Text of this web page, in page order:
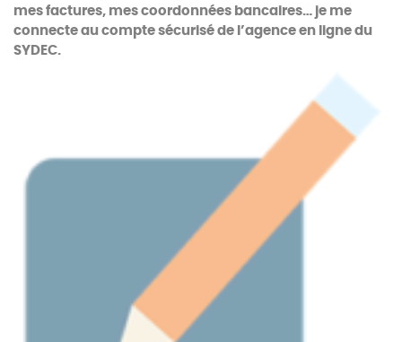
mes factures, mes coordonnées bancaires… je me
connecte au compte sécurisé de l’agence en ligne du
SYDEC.